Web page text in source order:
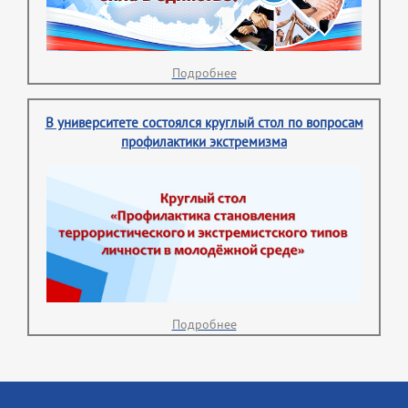
Подробнее
В университете состоялся круглый стол по вопросам
профилактики экстремизма
Подробнее